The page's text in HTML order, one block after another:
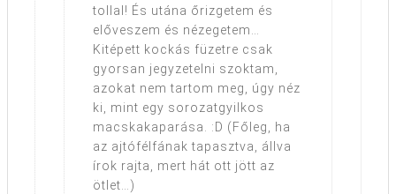
tollal! És utána őrizgetem és
előveszem és nézegetem…
Kitépett kockás füzetre csak
gyorsan jegyzetelni szoktam,
azokat nem tartom meg, úgy néz
ki, mint egy sorozatgyilkos
macskakaparása. :D (Főleg, ha
az ajtófélfának tapasztva, állva
írok rajta, mert hát ott jött az
ötlet…)